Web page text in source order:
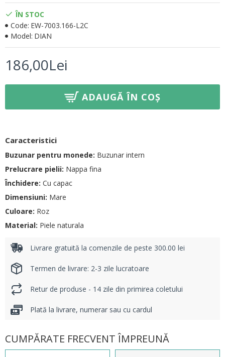
186,00Lei
ÎN STOC
Code: EW-7003.166-L2C
Model: DIAN
ADAUGĂ ÎN COȘ
Caracteristici
Buzunar pentru monede: Buzunar intern
Prelucrare pielii: Nappa fina
Închidere: Cu capac
Dimensiuni: Mare
Culoare: Roz
Material: Piele naturala
Livrare gratuită la comenzile de peste 300.00 lei
Termen de livrare: 2-3 zile lucratoare
Retur de produse - 14 zile din primirea coletului
Plată la livrare, numerar sau cu cardul
CUMPĂRATE FRECVENT ÎMPREUNĂ